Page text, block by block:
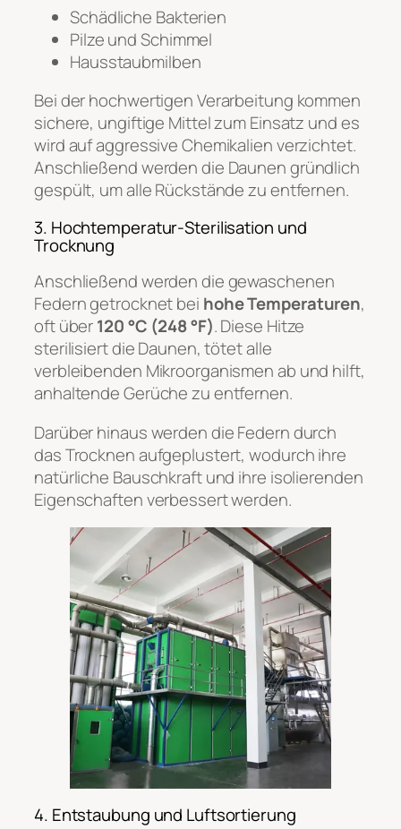
Schädliche Bakterien
Pilze und Schimmel
Hausstaubmilben
Bei der hochwertigen Verarbeitung kommen
sichere, ungiftige Mittel zum Einsatz und es
wird auf aggressive Chemikalien verzichtet.
Anschließend werden die Daunen gründlich
gespült, um alle Rückstände zu entfernen.
3. Hochtemperatur-Sterilisation und
Trocknung
Anschließend werden die gewaschenen
Federn getrocknet bei hohe Temperaturen,
oft über120 °C (248 °F). Diese Hitze
sterilisiert die Daunen, tötet alle
verbleibenden Mikroorganismen ab und hilft,
anhaltende Gerüche zu entfernen.
Darüber hinaus werden die Federn durch
das Trocknen aufgeplustert, wodurch ihre
natürliche Bauschkraft und ihre isolierenden
Eigenschaften verbessert werden.
4. Entstaubung und Luftsortierung